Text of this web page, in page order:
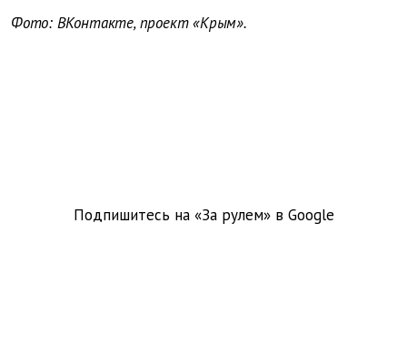
Фото: ВКонтакте, проект «Крым».
Подпишитесь на «За рулем» в Google